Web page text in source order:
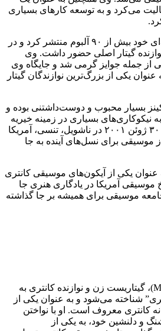
می‌کرد و به توسعه کارهای بسیاری
چت آتکینز در دوران حرفه‌ای خود بیش از ۹۰ آلبوم منتشر کرد و در
گیتار اصلی حضور داشت. وی
از جمله جوایز گرمی شد و جایگاه وی
یکی از بزرگ‌ترین نوازندگان گیتار
بسیار محبوب و دوست‌داشتنی بوده و
نیکوکاری‌های بسیاری در زمینه خیریه
اشتغال داشته است. او در ۳۰ ژوئن ۲۰۰۱ در ناشویل، تنسی، آمریکا
موسیقی برای نسل‌های آینده به جا
عنوان یکی از آیکون‌های موسیقی کانتری
موسیقی آمریکا در یادگاری هنری جا
موسیقی برای همیشه بر جا گذاشته
میبل کارتر (Maybelle Carter)، گیتاریست زن و نوازنده کانتری به
شناخته می‌شود و به عنوان یکی از
کانتری معروف است. او با نواختن
و دلنشین خود، به یکی از